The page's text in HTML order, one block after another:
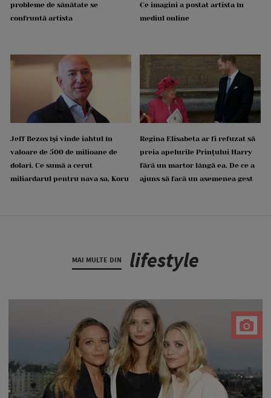
probleme de sănătate se
confruntă artista
Ce imagini a postat artista în
mediul online
Jeff Bezos își vinde iahtul în
valoare de 500 de milioane de
dolari. Ce sumă a cerut
miliardarul pentru nava sa, Koru
Regina Elisabeta ar fi refuzat să
preia apelurile Prințului Harry
fără un martor lângă ea. De ce a
ajuns să facă un asemenea gest
MAI MULTE DIN lifestyle